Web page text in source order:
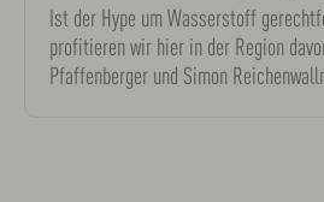
Ist der Hype um Wasserstoff
profitieren wir hier in der Region
Pfaffenberger und Simon